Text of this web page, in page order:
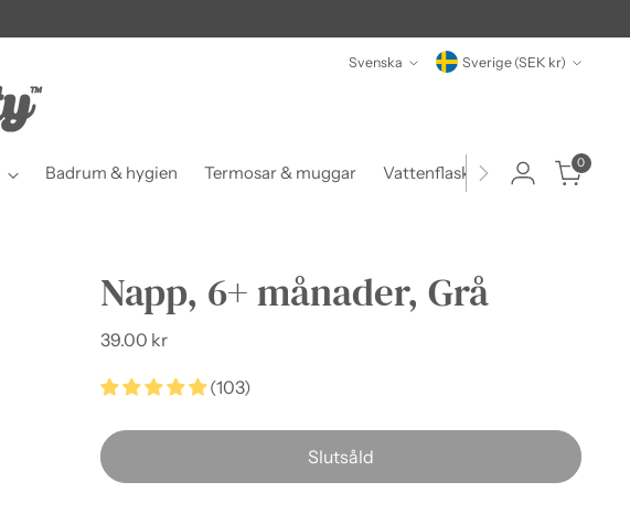
Språk
Svenska Valuta Sverige (SEK kr)
Badrum & hygien Termosar & muggar Vattenflaskor Matlådor &
0
Napp, 6+ månader, Grå
Ordinarie
39.00 kr
(103)
Slutsåld